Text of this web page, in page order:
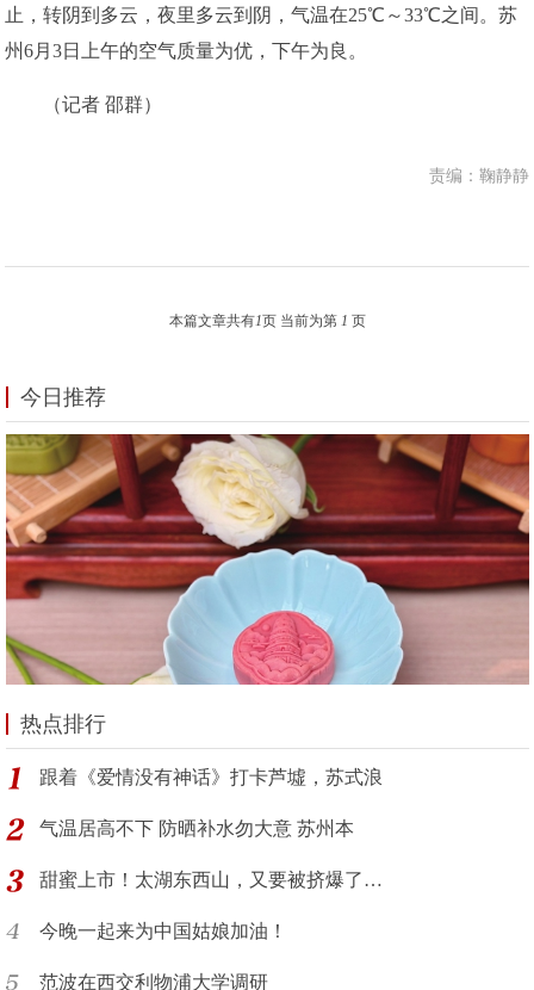
止，转阴到多云，夜里多云到阴，气温在25℃～33℃之间。苏
州6月3日上午的空气质量为优，下午为良。
（记者 邵群）
责编：鞠静静
本篇文章共有1页 当前为第 1 页
今日推荐
热点排行
跟着《爱情没有神话》打卡芦墟，苏式浪
气温居高不下 防晒补水勿大意 苏州本
甜蜜上市！太湖东西山，又要被挤爆了…
今晚一起来为中国姑娘加油！
范波在西交利物浦大学调研